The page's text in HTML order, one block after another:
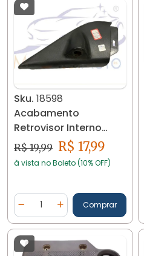
Sku. 18598
Acabamento
Retrovisor Interno
Lado Esq Gol
G2/g3/g4 18598
R$ 19,99 R$ 17,99
à vista no Boleto (10% OFF)
Diminuir Quantidade
Quantidade
Adicionar Quantidade
Comprar